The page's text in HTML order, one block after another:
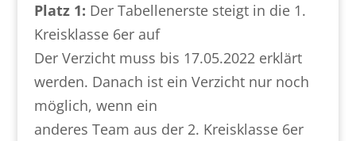
Platz 1: Der Tabellenerste steigt in die 1.
Kreisklasse 6er auf
Der Verzicht muss bis 17.05.2022 erklärt
werden. Danach ist ein Verzicht nur noch
möglich, wenn ein
anderes Team aus der 2. Kreisklasse 6er